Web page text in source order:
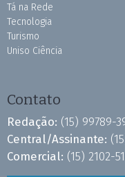
Tá na Rede
Tecnologia
Turismo
Uniso Ciência
Contato
Redação: (15) 99789-
Central/Assinante:
Comercial: (15) 2102-